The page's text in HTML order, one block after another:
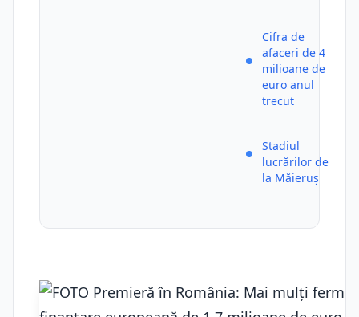
Cifra de
afaceri de 4
milioane de
euro anul
trecut
Stadiul
lucrărilor de
la Măieruș